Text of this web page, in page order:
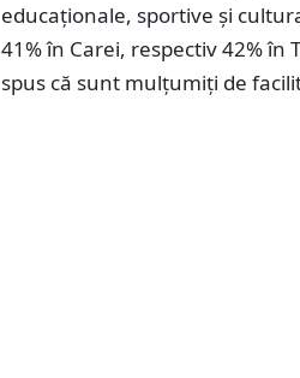
educaționale, sportive și
41% în Carei, respectiv 42% în
spus că sunt mulțumiți de